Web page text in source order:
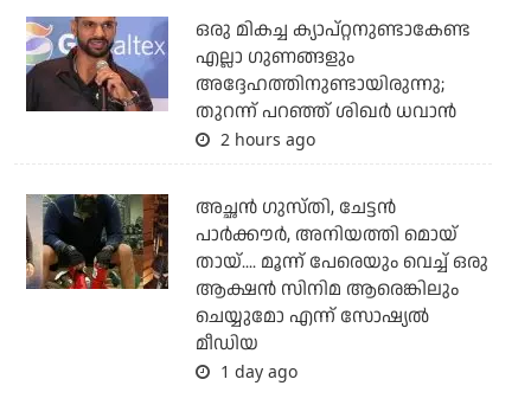
ഒരു മികച്ച ക്യാപ്റ്റനുണ്ടാകേണ്ട
എല്ലാ ഗുണങ്ങളും
അദ്ദേഹത്തിനുണ്ടായിരുന്നു;
തുറന്ന് പറഞ്ഞ് ശിഖര്‍ ധവാന്‍
2 hours ago
അച്ഛന്‍ ഗുസ്തി, ചേട്ടന്‍
പാര്‍ക്കൗര്‍, അനിയത്തി മൊയ്
തായ്.... മൂന്ന് പേരെയും വെച്ച് ഒരു
ആക്ഷന്‍ സിനിമ ആരെങ്കിലും
ചെയ്യുമോ എന്ന് സോഷ്യല്‍
മീഡിയ
1 day ago